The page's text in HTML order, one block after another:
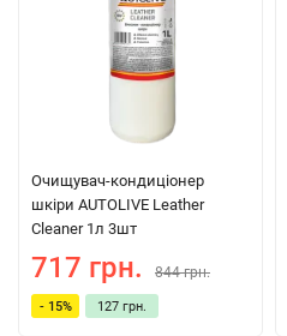
Очищувач-кондиціонер
шкіри AUTOLIVE Leather
Cleaner 1л 3шт
717 грн. 844 грн.
- 15% 127 грн.